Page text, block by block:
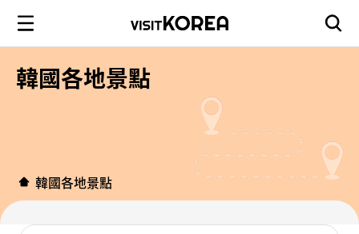
韓國各地景點
韓國各地景點